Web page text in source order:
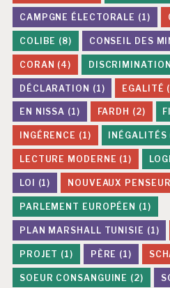
CAMPGNE ÉLECTORALE (1)
COLIBE (8) CONSEIL DES
CORAN (4) DISCRIMINATION
DÉCLARATION (1) EGALITÉ
EN NISSA (1) FARDH (2)
INGÉRENCE (1) INÉGALITÉS
LECTURE MODERNE (1)
LOI (1) NOUVEAUX
PARLEMENT EUROPÉEN (1)
PLAN MARSHALL TUNISIE (1)
PROJET (1) PÈRE (1)
SOEUR CONSANGUINE (2)